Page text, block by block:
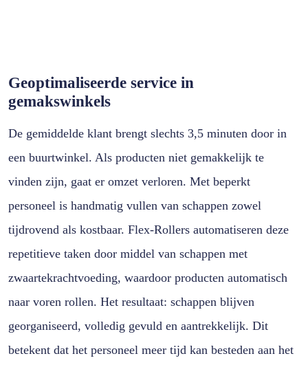
Geoptimaliseerde service in
gemakswinkels
De gemiddelde klant brengt slechts 3,5 minuten door in
een buurtwinkel. Als producten niet gemakkelijk te
vinden zijn, gaat er omzet verloren. Met beperkt
personeel is handmatig vullen van schappen zowel
tijdrovend als kostbaar. Flex-Rollers automatiseren deze
repetitieve taken door middel van schappen met
zwaartekrachtvoeding, waardoor producten automatisch
naar voren rollen. Het resultaat: schappen blijven
georganiseerd, volledig gevuld en aantrekkelijk. Dit
betekent dat het personeel meer tijd kan besteden aan het